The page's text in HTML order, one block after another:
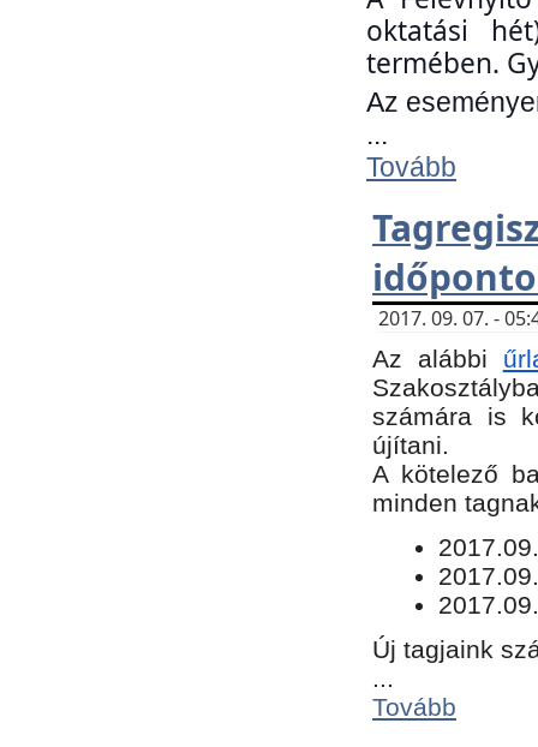
oktatási
termében.
Az
...
Tovább
2017. 09. 07. -
Az alábbi
számára is
újítani.
​A kötelező
minden
Új tagjaink
Tovább